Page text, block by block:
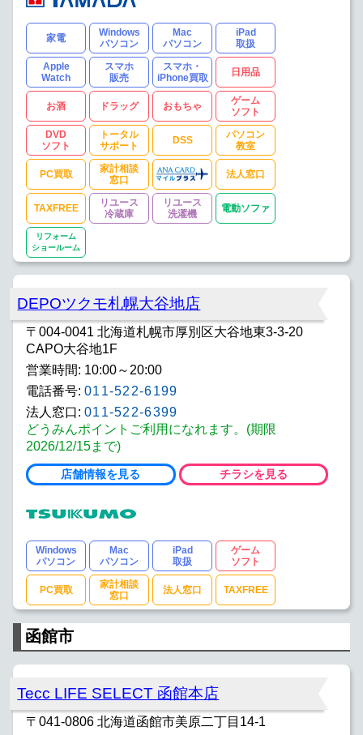
家電
Windows
パソコン
Mac
パソコン
iPad
取扱
Apple
Watch
スマホ
販売
スマホ・
iPhone買取
日用品
お酒 ドラッグ おもちゃ
ゲーム
ソフト
DVD
ソフト
トータル
サポート
DSS
パソコン
教室
PC買取
家計相談
窓口
法人窓口
TAXFREE
リユース
冷蔵庫
リユース
洗濯機
電動ソファ
リフォーム
ショールーム
DEPOツクモ札幌大谷地店
〒004-0041 北海道札幌市厚別区大谷地東3-3-20
CAPO大谷地1F
営業時間: 10:00～20:00
電話番号: 011-522-6199
法人窓口: 011-522-6399
どうみんポイントご利用になれます。(期限
2026/12/15まで)
店舗情報を見る チラシを見る
Windows
パソコン
Mac
パソコン
iPad
取扱
ゲーム
ソフト
PC買取
家計相談
窓口
法人窓口 TAXFREE
函館市
Tecc LIFE SELECT 函館本店
〒041-0806 北海道函館市美原二丁目14-1